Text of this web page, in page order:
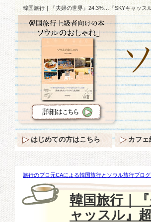
韓国旅行｜『夫婦の世界』24.3%…『SKYキャッス
旅行のプロ元CAによる韓国旅行とソウル旅行ブロ
『夫婦の世界』24.3%…『SKYキャッスル』超え、
韓国旅行｜
ャッスル』
はじめての方はこちら カフェ